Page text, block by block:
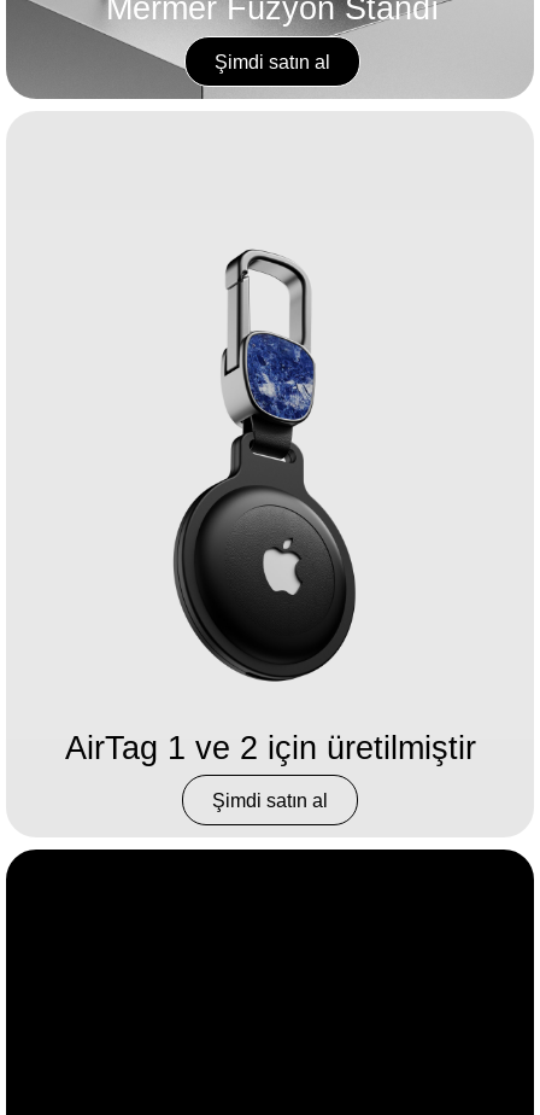
Mermer Füzyon Standı
Şimdi satın al
AirTag 1 ve 2 için üretilmiştir
Şimdi satın al